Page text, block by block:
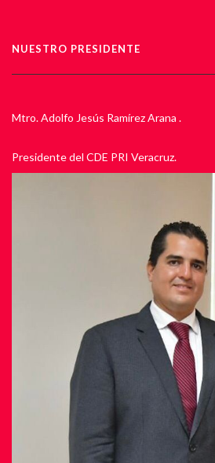
NUESTRO PRESIDENTE
Mtro. Adolfo Jesús Ramírez Arana .
Presidente del CDE PRI Veracruz.